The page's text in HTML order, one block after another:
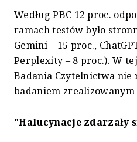
Według PBC 12 proc.
ramach testów było
Gemini – 15 proc.,
Perplexity – 8 proc.). W
Badania Czytelnictwa nie
badaniem zrealizowanym
"Halucynacje zdarzały